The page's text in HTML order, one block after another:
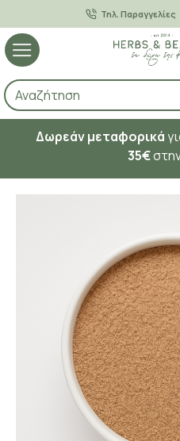
Τηλ. Παραγγελίες
Δωρεάν μεταφορικά
35€